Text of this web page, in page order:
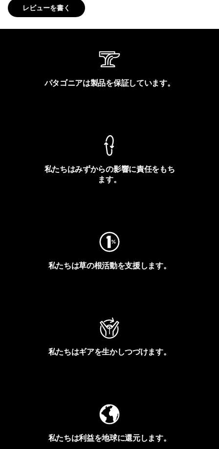
レビューを書く
パタゴニアは製品を保証しています。
私たちはみずからの影響に責任をもち
ます。
私たちは草の根活動を支援します。
私たちはギアを生かしつづけます。
私たちは利益を地球に還元します。